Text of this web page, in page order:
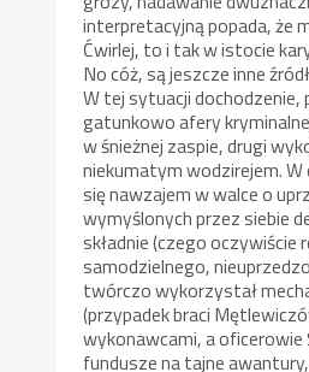
interpretacyjną popada, że
Ćwirlej, to i tak w istocie
No cóż, są jeszcze inne
W tej sytuacji
gatunkowo afery
w śnieżnej zaspie, drugi
niekumatym wodzirejem.
się nawzajem w walce o
wymyślonych przez siebie
składnie (czego
samodzielnego,
twórczo wykorzystał
(przypadek braci
wykonawcami, a oficerowie
fundusze na tajne